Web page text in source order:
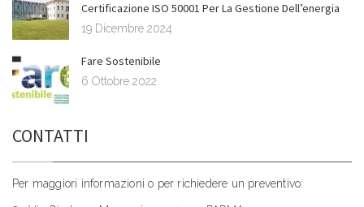
Certificazione ISO 50001 Per La Gestione Dell’energia
19 Dicembre 2024
Fare Sostenibile
6 Ottobre 2022
CONTATTI
Per maggiori informazioni o per richiedere un preventivo: